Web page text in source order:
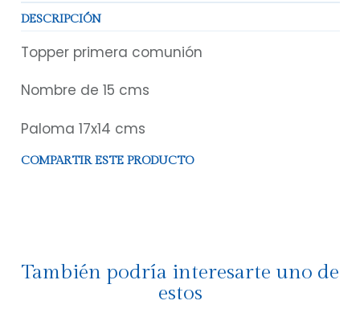
DESCRIPCIÓN
Topper primera comunión
Nombre de 15 cms
Paloma 17x14 cms
COMPARTIR ESTE PRODUCTO
También podría interesarte uno de
estos